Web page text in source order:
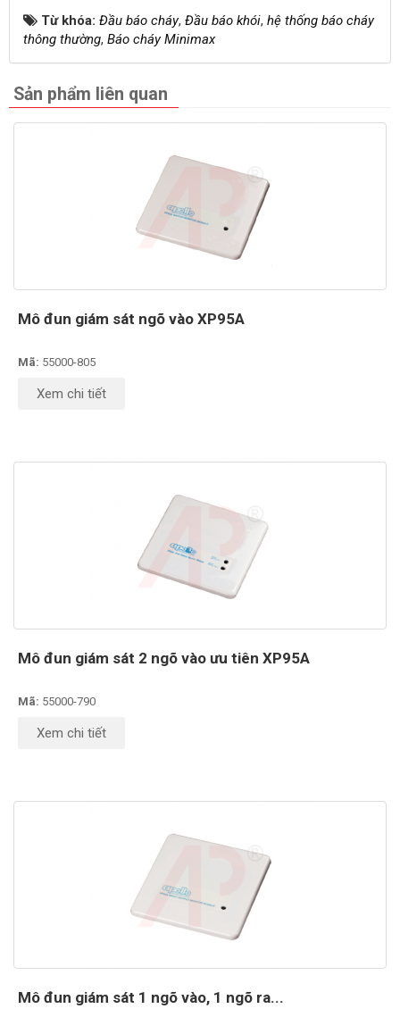
Từ khóa: Đầu báo cháy, Đầu báo khói, hệ thống báo cháy
thông thường, Báo cháy Minimax
Sản phẩm liên quan
Mô đun giám sát ngõ vào XP95A
Mã: 55000-805
Xem chi tiết
Mô đun giám sát 2 ngõ vào ưu tiên XP95A
Mã: 55000-790
Xem chi tiết
Mô đun giám sát 1 ngõ vào, 1 ngõ ra...